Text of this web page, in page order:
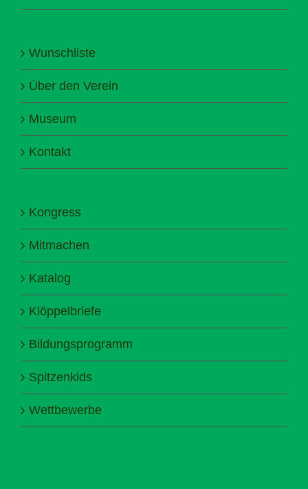
Wunschliste
Über den Verein
Museum
Kontakt
Kongress
Mitmachen
Katalog
Klöppelbriefe
Bildungsprogramm
Spitzenkids
Wettbewerbe